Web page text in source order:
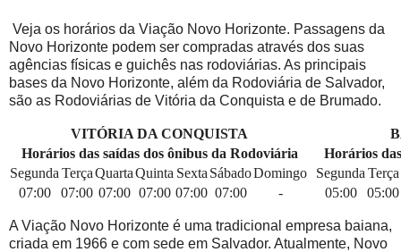
Veja os horários da Viação Novo Horizonte. Passagens da
Novo Horizonte podem ser compradas através dos suas
agências físicas e guichês nas rodoviárias. As principais
bases da Novo Horizonte, além da Rodoviária de Salvador,
são as Rodoviárias de Vitória da Conquista e de Brumado.
VITÓRIA DA CONQUISTA
Horários das saídas dos ônibus da Rodoviária
Horários
Segunda TerçaQuartaQuinta Sexta SábadoDomingo Segunda Terça
07:00
07:00 07:00 07:00 07:00 07:00 - 05:00 05:00
A Viação Novo Horizonte é uma tradicional empresa baiana,
criada em 1966 e com sede em Salvador. Atualmente, Novo